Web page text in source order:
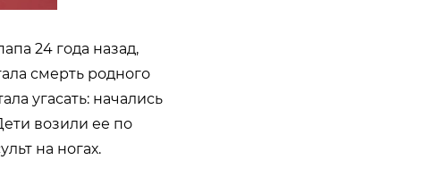
24 года назад,
смерть родного
угасать: начались
возили ее по
на ногах.